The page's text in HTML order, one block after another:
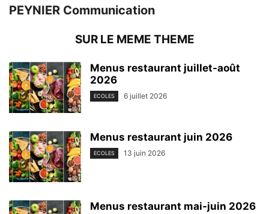
PEYNIER Communication
SUR LE MEME THEME
Menus restaurant juillet-août
2026
ECOLES 6 juillet 2026
Menus restaurant juin 2026
ECOLES 13 juin 2026
Menus restaurant mai-juin 2026